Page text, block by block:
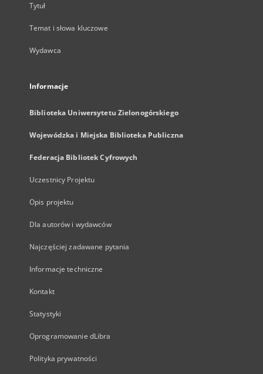
Tytuł
Temat i słowa kluczowe
Wydawca
Informacje
Biblioteka Uniwersytetu Zielonogórskiego
Wojewódzka i Miejska Biblioteka Publiczna
Federacja Bibliotek Cyfrowych
Uczestnicy Projektu
Opis projektu
Dla autorów i wydawców
Najczęściej zadawane pytania
Informacje techniczne
Kontakt
Statystyki
Oprogramowanie dLibra
Polityka prywatności